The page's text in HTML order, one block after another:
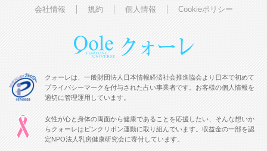
会社情報 規約 個人情報 Cookieポリシー
クォーレは、一般財団法人日本情報経済社会推進協会より日本で初めて
プライバシーマークを付与された占い事業者です。お客様の個人情報を
適切に管理運用しています。
女性が心と身体の両面から健康であることを応援したい、そんな想いか
らクォーレはピンクリボン運動に取り組んでいます。収益金の一部を認
定NPO法人乳房健康研究会に寄付しています。